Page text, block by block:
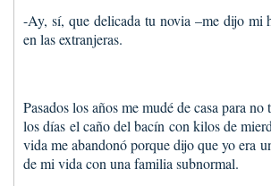
-Ay, sí, que delicada tu novia –me dijo
en las extranjeras.
Pasados los años me mudé de casa para
los días el caño del bacín con kilos de
vida me abandonó porque dijo que yo era
de mi vida con una familia subnormal.